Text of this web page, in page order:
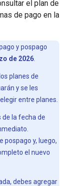
el plan de
de pago en la
y pospago
de 2026
planes de
y se les
entre planes.
de la fecha de
pospago y, luego,
el nuevo
debes agregar